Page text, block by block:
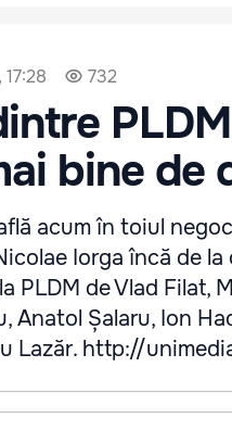
732
bine de
acum în toiul
Iorga încă de la
PLDM de Vlad Filat,
Anatol Șalaru, Ion
Lazăr. http://